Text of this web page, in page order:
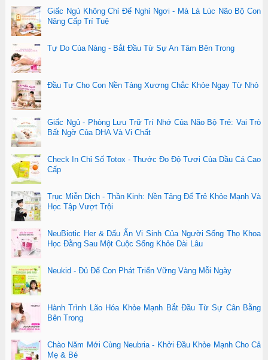
Giấc Ngủ Không Chỉ Để Nghỉ Ngơi - Mà Là Lúc Não Bộ Con
Nâng Cấp Trí Tuệ
Tự Do Của Nàng - Bắt Đầu Từ Sự An Tâm Bên Trong
Đầu Tư Cho Con Nền Tảng Xương Chắc Khỏe Ngay Từ Nhỏ
Giấc Ngủ - Phòng Lưu Trữ Trí Nhớ Của Não Bộ Trẻ: Vai Trò
Bất Ngờ Của DHA Và Vi Chất
Check In Chỉ Số Totox - Thước Đo Độ Tươi Của Dầu Cá Cao
Cấp
Trục Miễn Dịch - Thần Kinh: Nền Tảng Để Trẻ Khỏe Mạnh Và
Học Tập Vượt Trội
NeuBiotic Her & Dấu Ấn Vi Sinh Của Người Sống Thọ Khoa
Học Đằng Sau Một Cuộc Sống Khỏe Dài Lâu
Neukid - Đủ Để Con Phát Triển Vững Vàng Mỗi Ngày
Hành Trình Lão Hóa Khỏe Mạnh Bắt Đầu Từ Sự Cân Bằng
Bên Trong
Chào Năm Mới Cùng Neubria - Khởi Đầu Khỏe Mạnh Cho Cả
Mẹ & Bé